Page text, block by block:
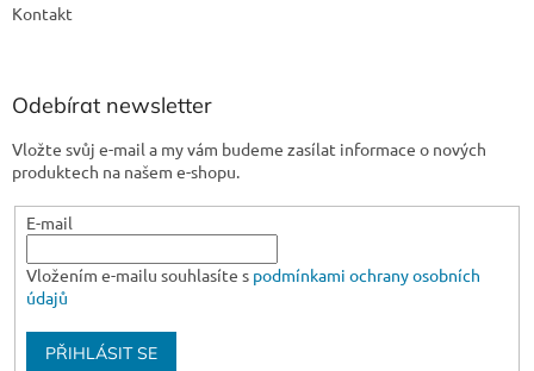
Kontakt
Odebírat newsletter
Vložte svůj e-mail a my vám budeme zasílat informace o nových
produktech na našem e-shopu.
E-mail
Vložením e-mailu souhlasíte s podmínkami ochrany osobních
údajů
PŘIHLÁSIT SE